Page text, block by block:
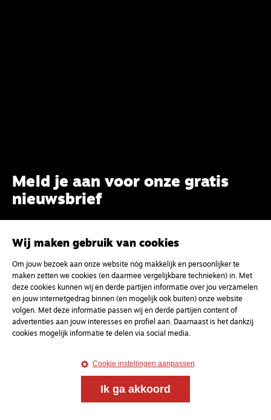
Meld je aan voor onze gratis
nieuwsbrief
Wij maken gebruik van cookies
Om jouw bezoek aan onze website nóg makkelijk en persoonlijker te
maken zetten we cookies (en daarmee vergelijkbare technieken) in. Met
deze cookies kunnen wij en derde partijen informatie over jou verzamelen
en jouw internetgedrag binnen (en mogelijk ook buiten) onze website
volgen. Met deze informatie passen wij en derde partijen content of
advertenties aan jouw interesses en profiel aan. Daarnaast is het dankzij
cookies mogelijk informatie te delen via social media.
Cookie instellingen aanpassen
Ik ga akkoord